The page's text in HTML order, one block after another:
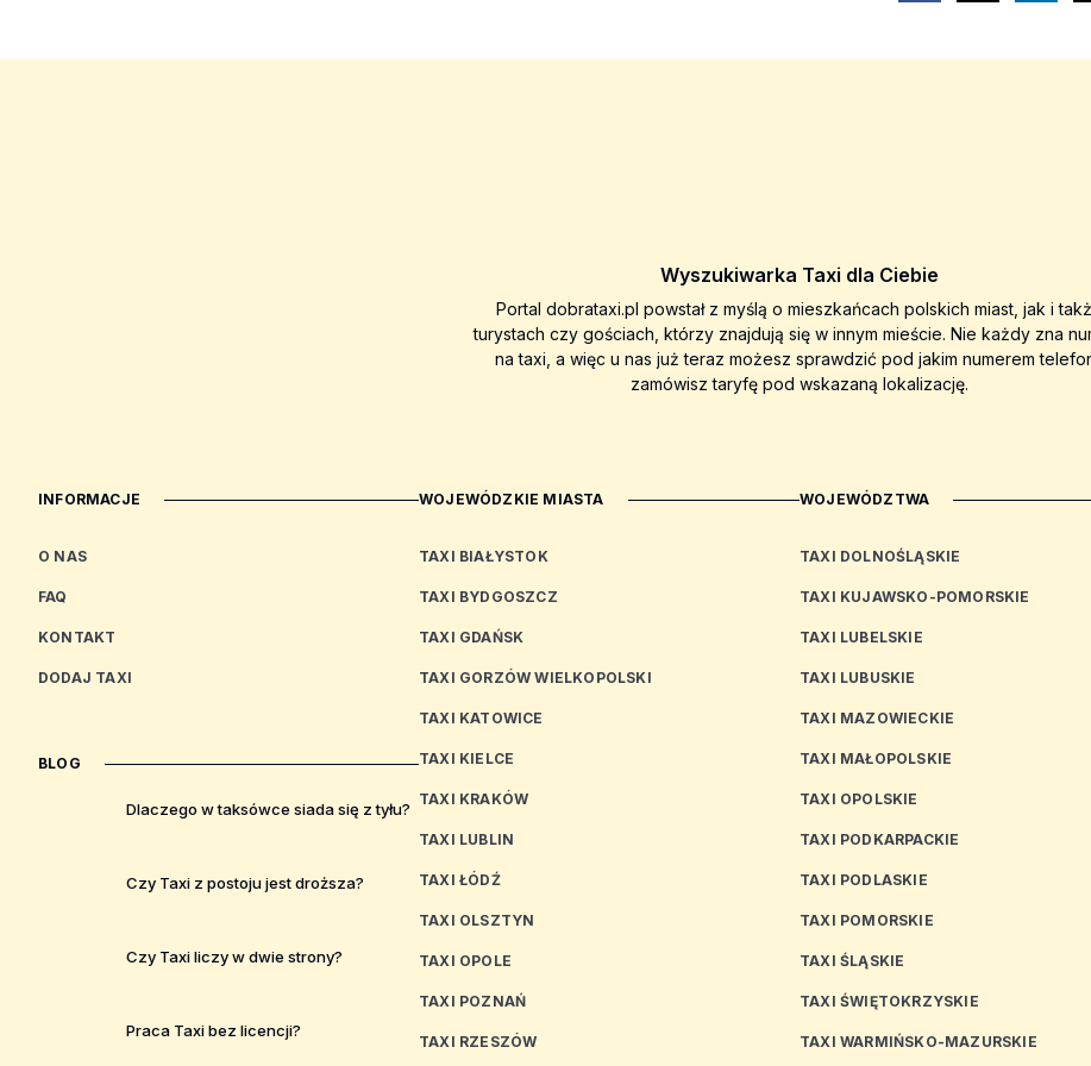
Wyszukiwarka Taxi dla Ciebie
Portal dobrataxi.pl powstał z myślą o mieszkańcach polskich miast, jak i
turystach czy gościach, którzy znajdują się w innym mieście. Nie każdy zna
na taxi, a więc u nas już teraz możesz sprawdzić pod jakim numerem
zamówisz taryfę pod wskazaną lokalizację.
INFORMACJE
O NAS
FAQ
KONTAKT
DODAJ TAXI
BLOG
Dlaczego w taksówce siada się z tyłu?
Czy Taxi z postoju jest droższa?
Czy Taxi liczy w dwie strony?
Praca Taxi bez licencji?
WOJEWÓDZKIE MIASTA
TAXI BIAŁYSTOK
TAXI BYDGOSZCZ
TAXI GDAŃSK
TAXI GORZÓW WIELKOPOLSKI
TAXI KATOWICE
TAXI KIELCE
TAXI KRAKÓW
TAXI LUBLIN
TAXI ŁÓDŹ
TAXI OLSZTYN
TAXI OPOLE
TAXI POZNAŃ
TAXI RZESZÓW
WOJEWÓDZTWA
TAXI DOLNOŚLĄSKIE
TAXI KUJAWSKO-POMORSKIE
TAXI LUBELSKIE
TAXI LUBUSKIE
TAXI MAZOWIECKIE
TAXI MAŁOPOLSKIE
TAXI OPOLSKIE
TAXI PODKARPACKIE
TAXI PODLASKIE
TAXI POMORSKIE
TAXI ŚLĄSKIE
TAXI ŚWIĘTOKRZYSKIE
TAXI WARMIŃSKO-MAZURSKIE